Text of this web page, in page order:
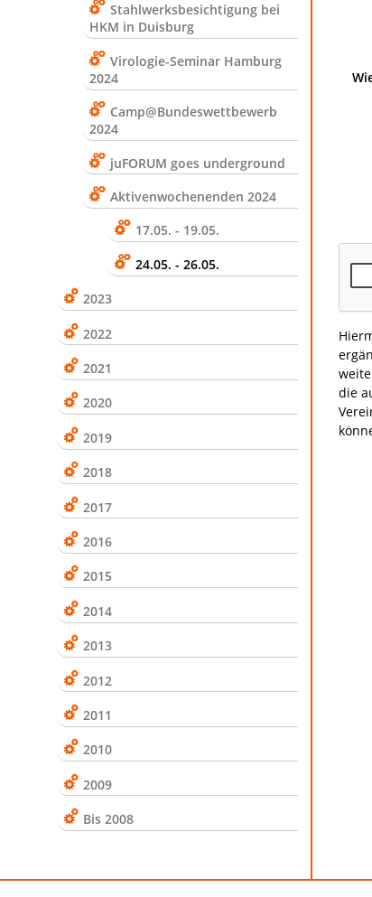
Stahlwerksbesichtigung bei
HKM in Duisburg
Virologie-Seminar Hamburg
2024
Camp@Bundeswettbewerb
2024
juFORUM goes underground
Aktivenwochenenden 2024
17.05. - 19.05.
24.05. - 26.05.
2023
2022
2021
2020
2019
2018
2017
2016
2015
2014
2013
2012
2011
2010
2009
Bis 2008
die